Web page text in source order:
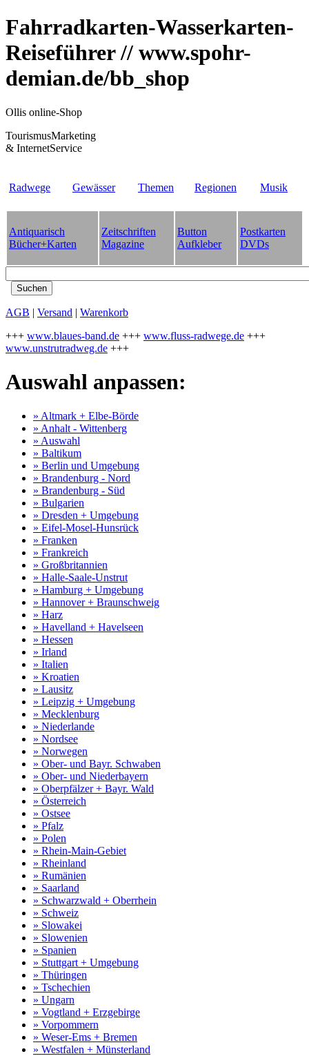
Fahrradkarten-Wasserkarten-
Reiseführer // www.spohr-
demian.de/bb_shop
Ollis online-Shop
TourismusMarketing
& InternetService
Radwege Gewässer Themen Regionen Musik
Antiquarisch
Bücher+Karten
Zeitschriften
Magazine
Button
Aufkleber
Postkarten
DVDs
AGB | Versand | Warenkorb
+++ www.blaues-band.de +++ www.fluss-radwege.de +++
www.unstrutradweg.de +++
Auswahl anpassen:
» Altmark + Elbe-Börde
» Anhalt - Wittenberg
» Auswahl
» Baltikum
» Berlin und Umgebung
» Brandenburg - Nord
» Brandenburg - Süd
» Bulgarien
» Dresden + Umgebung
» Eifel-Mosel-Hunsrück
» Franken
» Frankreich
» Großbritannien
» Halle-Saale-Unstrut
» Hamburg + Umgebung
» Hannover + Braunschweig
» Harz
» Havelland + Havelseen
» Hessen
» Irland
» Italien
» Kroatien
» Lausitz
» Leipzig + Umgebung
» Mecklenburg
» Niederlande
» Nordsee
» Norwegen
» Ober- und Bayr. Schwaben
» Ober- und Niederbayern
» Oberpfälzer + Bayr. Wald
» Österreich
» Ostsee
» Pfalz
» Polen
» Rhein-Main-Gebiet
» Rheinland
» Rumänien
» Saarland
» Schwarzwald + Oberrhein
» Schweiz
» Slowakei
» Slowenien
» Spanien
» Stuttgart + Umgebung
» Thüringen
» Tschechien
» Ungarn
» Vogtland + Erzgebirge
» Vorpommern
» Weser-Ems + Bremen
» Westfalen + Münsterland